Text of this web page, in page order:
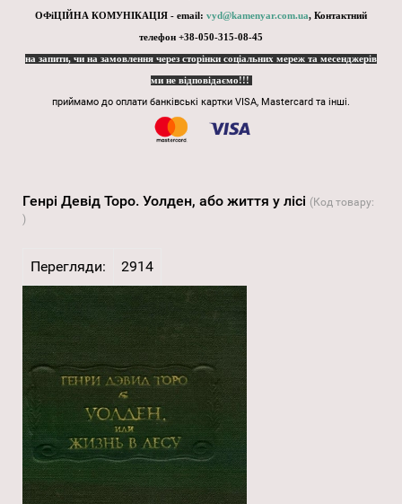
ОФіЦІЙНА КОМУНІКАЦІЯ - email: vyd@kamenyar.com.ua, Контактний
телефон +38-050-315-08-45
на запити, чи на замовлення через сторінки соціальних мереж та месенджерів
ми не відповідаємо!!!
приймамо до оплати банківські картки VISA, Mastercard та інші.
Генрі Девід Торо. Уолден, або життя у лісі (Код товару:
)
Перегляди: 2914